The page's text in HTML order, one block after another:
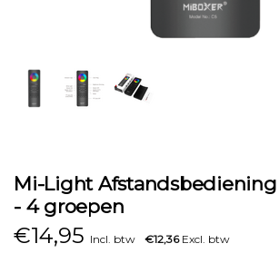
Mi-Light Afstandsbediening
- 4 groepen
€14,95 Incl. btw €12,36Excl. btw